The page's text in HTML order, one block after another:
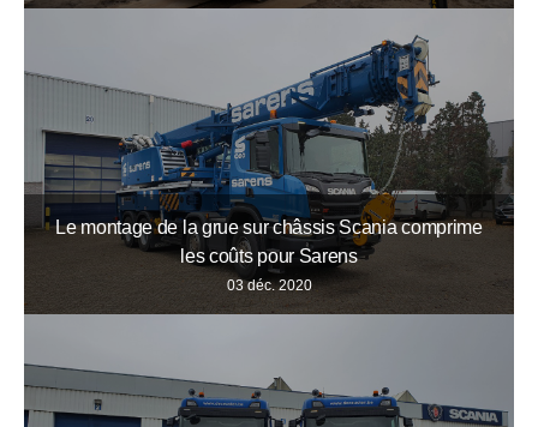
Le montage de la grue sur châssis Scania comprime
les coûts pour Sarens
03 déc. 2020